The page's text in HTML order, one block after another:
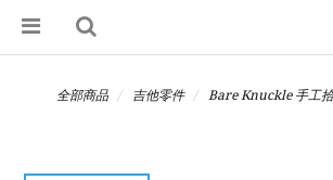
全部商品 吉他零件 Bare Knuckle 手工